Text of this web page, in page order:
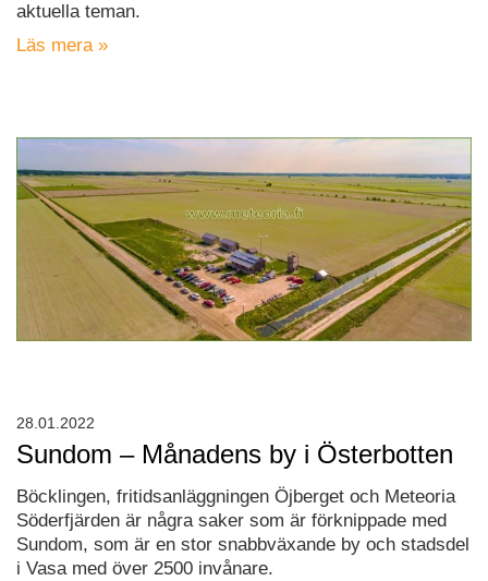
aktuella teman.
Läs mera »
Sundom – Månadens by i Österbotten
Böcklingen, fritidsanläggningen Öjberget och Meteoria
Söderfjärden är några saker som är förknippade med
Sundom, som är en stor snabbväxande by och stadsdel
i Vasa med över 2500 invånare.
28.01.2022